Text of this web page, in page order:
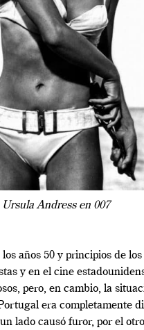
Ursula Andress en 007
años 50 y principios de los
y en el cine
pero, en cambio, la
era completamente
lado causó furor, por el